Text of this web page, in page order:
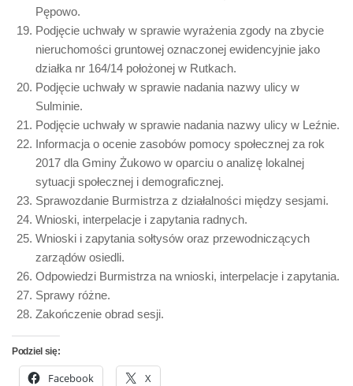
Pępowo.
Podjęcie uchwały w sprawie wyrażenia zgody na zbycie
nieruchomości gruntowej oznaczonej ewidencyjnie jako
działka nr 164/14 położonej w Rutkach.
Podjęcie uchwały w sprawie nadania nazwy ulicy w
Sulminie.
Podjęcie uchwały w sprawie nadania nazwy ulicy w Leźnie.
Informacja o ocenie zasobów pomocy społecznej za rok
2017 dla Gminy Żukowo w oparciu o analizę lokalnej
sytuacji społecznej i demograficznej.
Sprawozdanie Burmistrza z działalności między sesjami.
Wnioski, interpelacje i zapytania radnych.
Wnioski i zapytania sołtysów oraz przewodniczących
zarządów osiedli.
Odpowiedzi Burmistrza na wnioski, interpelacje i zapytania.
Sprawy różne.
Zakończenie obrad sesji.
Podziel się:
Facebook X